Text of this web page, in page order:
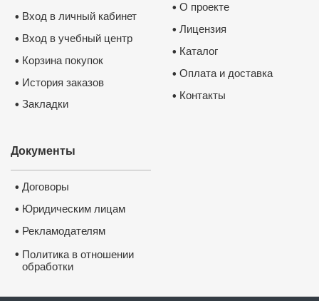
✅Сведения вносятся в
• О проекте
• Лицензия
• Каталог
• Оплата и доставка
• Контакты
• Вход в личный кабинет
• Вход в учебный центр
• Корзина покупок
• История заказов
• Закладки
Документы
• Договоры
• Юридическим лицам
• Рекламодателям
• Политика в отношении
обработки